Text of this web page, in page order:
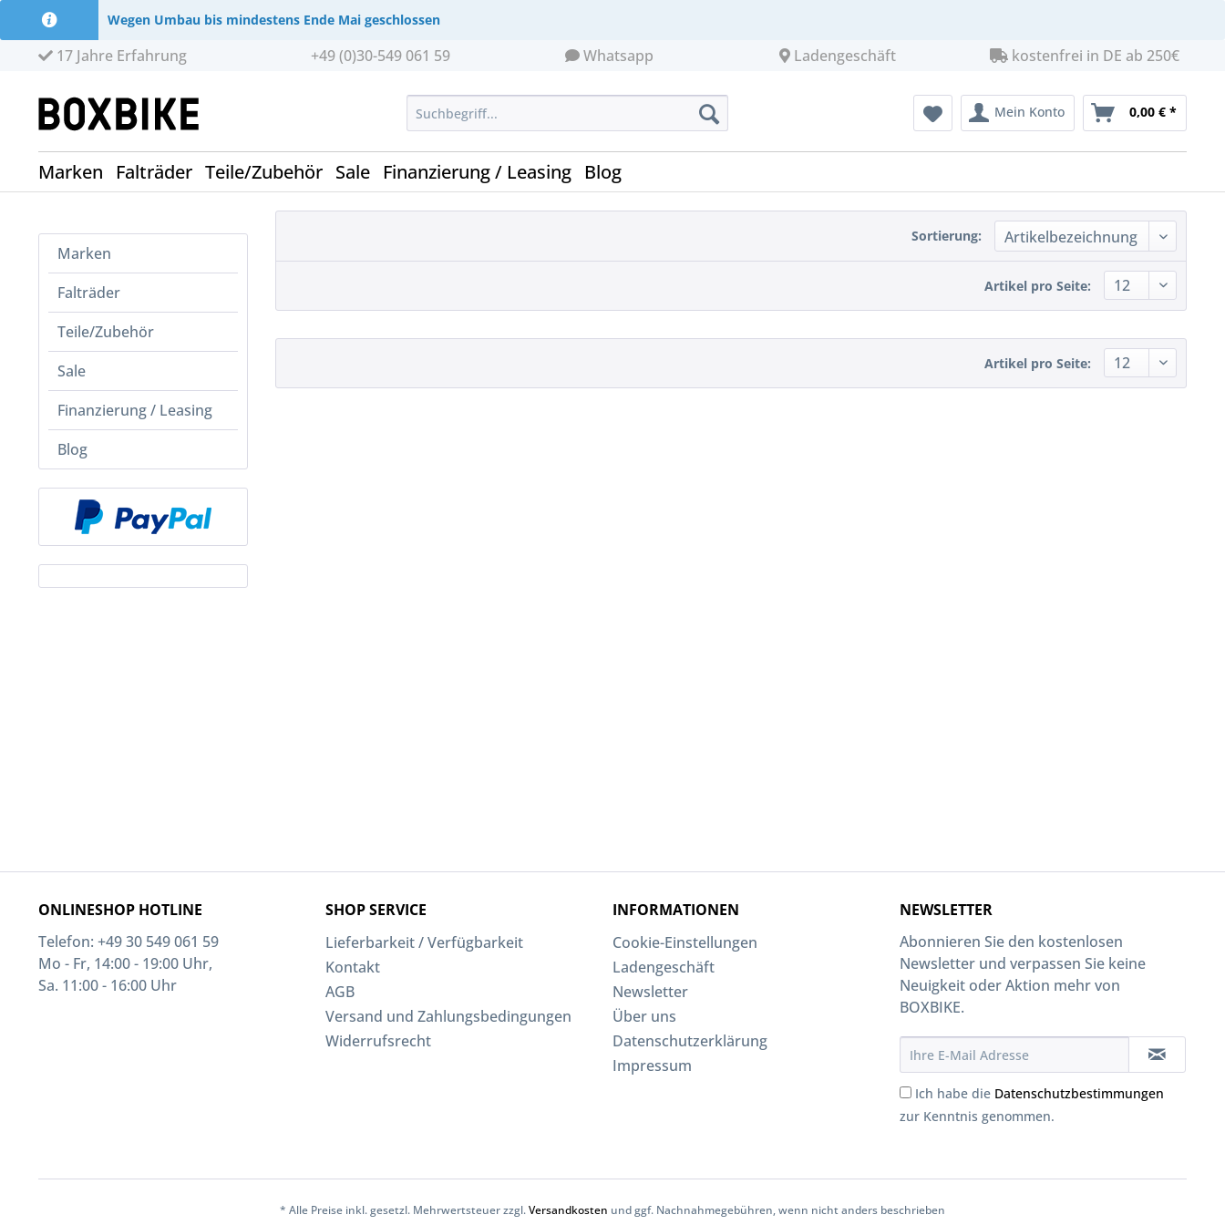
Wegen Umbau bis mindestens Ende Mai geschlossen
17 Jahre Erfahrung +49 (0)30-549 061 59 Whatsapp Ladengeschäft kostenfrei in DE ab 250€
Mein Konto 0,00 € *
Marken Falträder Teile/Zubehör Sale Finanzierung / Leasing Blog
Marken
Falträder
Teile/Zubehör
Sale
Finanzierung / Leasing
Blog
Sortierung:
Artikel pro Seite:
Artikel pro Seite:
ONLINESHOP HOTLINE
Telefon: +49 30 549 061 59
Mo - Fr, 14:00 - 19:00 Uhr,
Sa. 11:00 - 16:00 Uhr
SHOP SERVICE
Lieferbarkeit / Verfügbarkeit
Kontakt
AGB
Versand und Zahlungsbedingungen
Widerrufsrecht
INFORMATIONEN
Cookie-Einstellungen
Ladengeschäft
Newsletter
Über uns
Datenschutzerklärung
Impressum
NEWSLETTER
Abonnieren Sie den kostenlosen
Newsletter und verpassen Sie keine
Neuigkeit oder Aktion mehr von
BOXBIKE.
Ich habe die Datenschutzbestimmungen
zur Kenntnis genommen.
* Alle Preise inkl. gesetzl. Mehrwertsteuer zzgl.Versandkosten und ggf. Nachnahmegebühren, wenn nicht anders beschrieben